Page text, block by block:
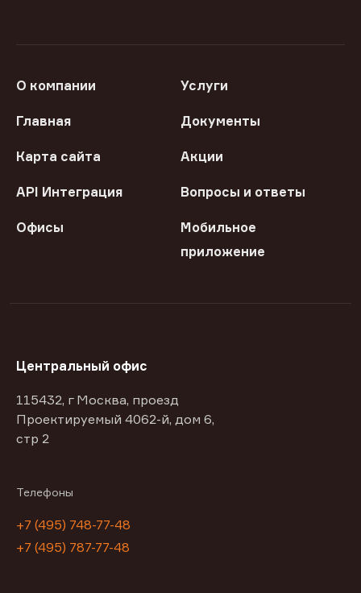
О компании Услуги
Главная Документы
Карта сайта Акции
API Интеграция Вопросы и ответы
Офисы
Мобильное
приложение
Центральный офис
115432, г Москва, проезд
Проектируемый 4062-й, дом 6,
стр 2
Телефоны
+7 (495) 748-77-48
+7 (495) 787-77-48